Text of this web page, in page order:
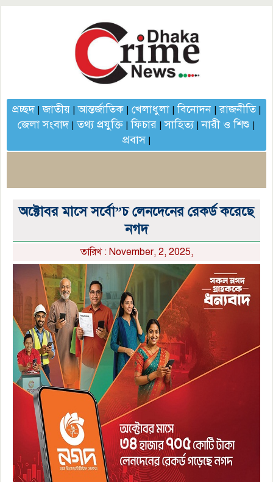
প্রচ্ছদ|জাতীয়|আন্তর্জাতিক| খেলাধুলা|বিনোদন|রাজনীতি|
জেলা সংবাদ|তথ্য প্রযুক্তি |ফিচার |সাহিত্য|নারী ও শিশু |
প্রবাস|
অক্টোবর মাসে সর্বো”চ লেনদেনের রেকর্ড করেছে
নগদ
তারিখ : November, 2, 2025,